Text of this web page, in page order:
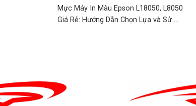
Mực Máy In Màu Epson L18050, L8050
Giá Rẻ: Hướng Dẫn Chọn Lựa và Sử ...